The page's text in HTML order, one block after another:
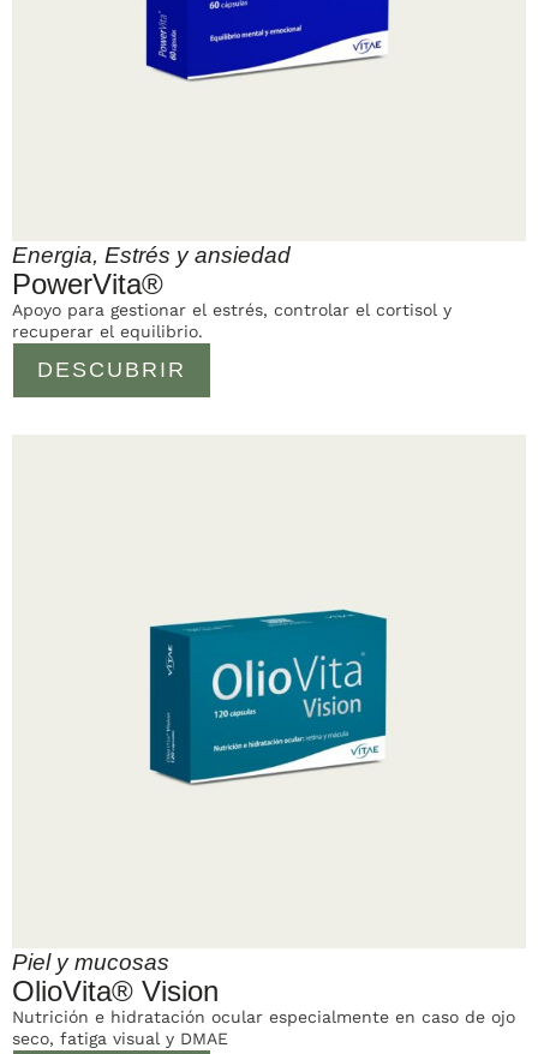
Energia, Estrés y ansiedad
PowerVita®
DESCUBRIR
Apoyo para gestionar el estrés, controlar el cortisol y
recuperar el equilibrio.
Piel y mucosas
OlioVita® Vision
Nutrición e hidratación ocular especialmente en caso de ojo
seco, fatiga visual y DMAE